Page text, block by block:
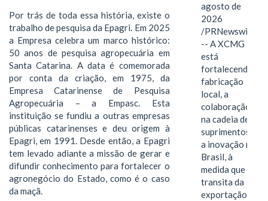
Por trás de toda essa história, existe o
trabalho de pesquisa da Epagri. Em 2025
a Empresa celebra um marco histórico:
50 anos de pesquisa agropecuária em
Santa Catarina. A data é comemorada
por conta da criação, em 1975, da
Empresa Catarinense de Pesquisa
Agropecuária – a Empasc. Esta
instituição se fundiu a outras empresas
públicas catarinenses e deu origem à
Epagri, em 1991. Desde então, a Epagri
tem levado adiante a missão de gerar e
difundir conhecimento para fortalecer o
agronegócio do Estado, como é o caso
da maçã.
agosto de
2026
/PRNewswire/
-- A XCMG
está
fortalecendo a
fabricação
local, a
colaboração
na cadeia de
suprimentos e
a inovação no
Brasil, à
medida que
transita da
exportação de